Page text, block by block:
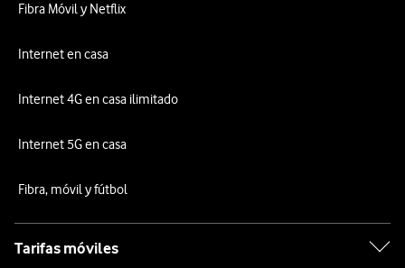
Fibra Móvil y Netflix
Internet en casa
Internet 4G en casa ilimitado
Internet 5G en casa
Fibra, móvil y fútbol
Tarifas móviles